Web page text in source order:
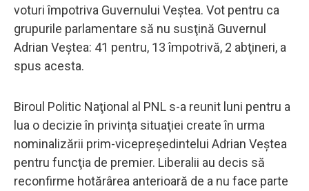
voturi împotriva Guvernului Veştea. Vot pentru ca
grupurile parlamentare să nu susţină Guvernul
Adrian Veştea: 41 pentru, 13 împotrivă, 2 abţineri, a
spus acesta.
Biroul Politic Naţional al PNL s-a reunit luni pentru a
lua o decizie în privinţa situaţiei create în urma
nominalizării prim-vicepreşedintelui Adrian Veştea
pentru funcţia de premier. Liberalii au decis să
reconfirme hotărârea anterioară de a nu face parte